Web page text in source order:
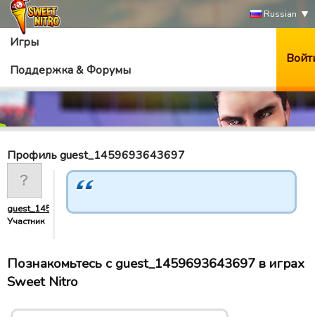
Russian
Игры
Поддержка & Форумы
Профиль guest_1459693643697
guest_1459693643697
Участник
Познакомьтесь с guest_1459693643697 в играх
Sweet Nitro